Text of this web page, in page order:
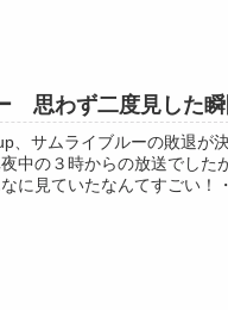
思わず二度見した瞬
、サムライブルーの敗退が
中の３時からの放送でした
に見ていたなんてすごい！